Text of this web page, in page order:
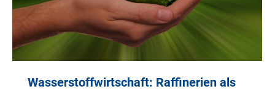
Wasserstoffwirtschaft: Raffinerien als